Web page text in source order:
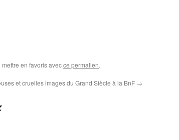
mettre en favoris avecce permalien.
et cruelles images du Grand Siècle à la BnF →